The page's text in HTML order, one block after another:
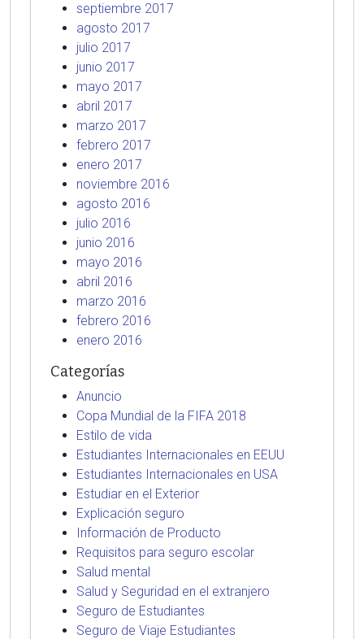
septiembre 2017
agosto 2017
julio 2017
junio 2017
mayo 2017
abril 2017
marzo 2017
febrero 2017
enero 2017
noviembre 2016
agosto 2016
julio 2016
junio 2016
mayo 2016
abril 2016
marzo 2016
febrero 2016
enero 2016
Categorías
Anuncio
Copa Mundial de la FIFA 2018
Estilo de vida
Estudiantes Internacionales en EEUU
Estudiantes Internacionales en USA
Estudiar en el Exterior
Explicación seguro
Información de Producto
Requisitos para seguro escolar
Salud mental
Salud y Seguridad en el extranjero
Seguro de Estudiantes
Seguro de Viaje Estudiantes